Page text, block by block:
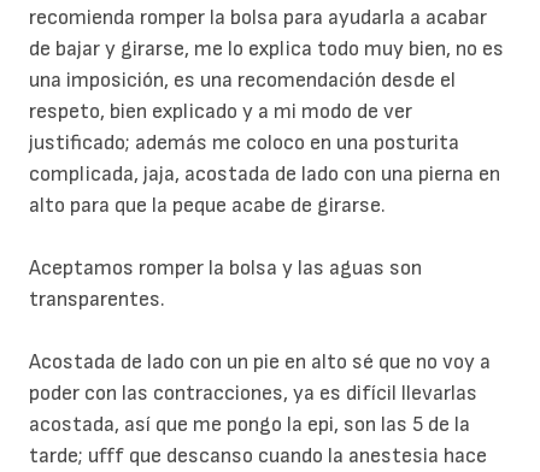
recomienda romper la bolsa para ayudarla a acabar
de bajar y girarse, me lo explica todo muy bien, no es
una imposición, es una recomendación desde el
respeto, bien explicado y a mi modo de ver
justificado; además me coloco en una posturita
complicada, jaja, acostada de lado con una pierna en
alto para que la peque acabe de girarse.
Aceptamos romper la bolsa y las aguas son
transparentes.
Acostada de lado con un pie en alto sé que no voy a
poder con las contracciones, ya es difícil llevarlas
acostada, así que me pongo la epi, son las 5 de la
tarde; ufff que descanso cuando la anestesia hace